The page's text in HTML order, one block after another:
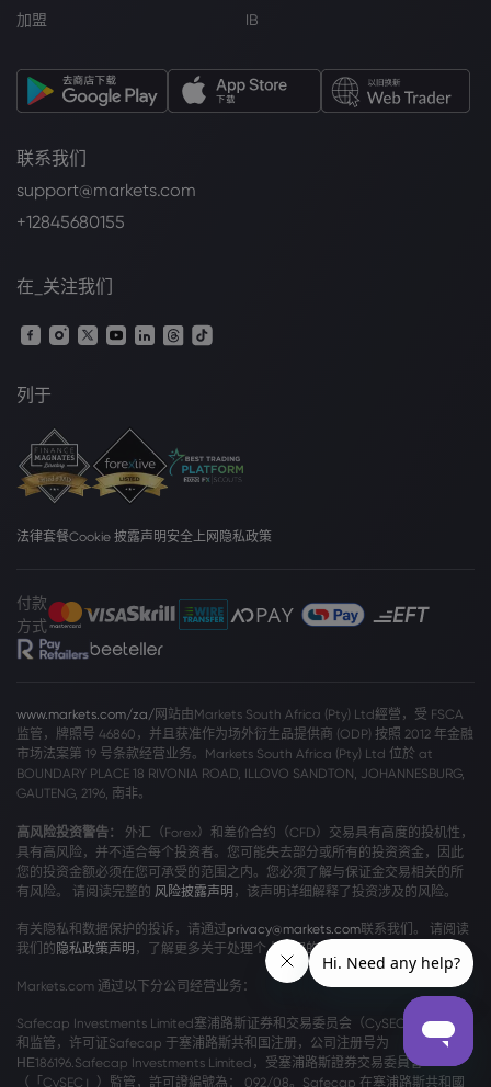
加盟 IB
联系我们
support@markets.com
+12845680155
在_关注我们
列于
法律套餐Cookie 披露声明 安全上网 隐私政策
付款
方式
www.markets.com/za/网站由Markets South Africa (Pty) Ltd經營，受 FSCA
监管，牌照号 46860，并且获准作为场外衍生品提供商 (ODP) 按照 2012 年金融
市场法案第 19 号条款经营业务。Markets South Africa (Pty) Ltd 位於 at
BOUNDARY PLACE 18 RIVONIA ROAD, ILLOVO SANDTON, JOHANNESBURG,
GAUTENG, 2196, 南非。
高风险投资警告：
外汇（Forex）和差价合约（CFD）交易具有高度的投机性，
具有高风险，并不适合每个投资者。您可能失去部分或所有的投资资金，因此
您的投资金额必须在您可承受的范围之内。您必须了解与保证金交易相关的所
有风险。 请阅读完整的 风险披露声明 ，该声明详细解释了投资涉及的风险。
有关隐私和数据保护的投诉，请通过privacy@markets.com联系我们。 请阅读
我们的 隐私政策声明 ，了解更多关于处理个人数据的信息。
Markets.com 通过以下分公司经营业务：
Safecap Investments Limited塞浦路斯证券和交易委员会（CySEC）颁发牌照
和监管，许可证Safecap 于塞浦路斯共和国注册，公司注册号为
ΗΕ186196.Safecap Investments Limited，受塞浦路斯證券交易委員會
（「CySEC」）監管，許可證編號為： 092/08。Safecap 在塞浦路斯共和國